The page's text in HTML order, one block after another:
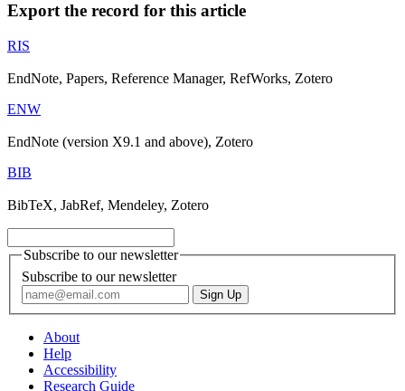
Export the record for this article
RIS
EndNote, Papers, Reference Manager, RefWorks, Zotero
ENW
EndNote (version X9.1 and above), Zotero
BIB
BibTeX, JabRef, Mendeley, Zotero
Subscribe to our newsletter
Subscribe to our newsletter
About
Help
Accessibility
Research Guide